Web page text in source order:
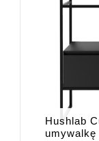
Hushlab
umywalkę